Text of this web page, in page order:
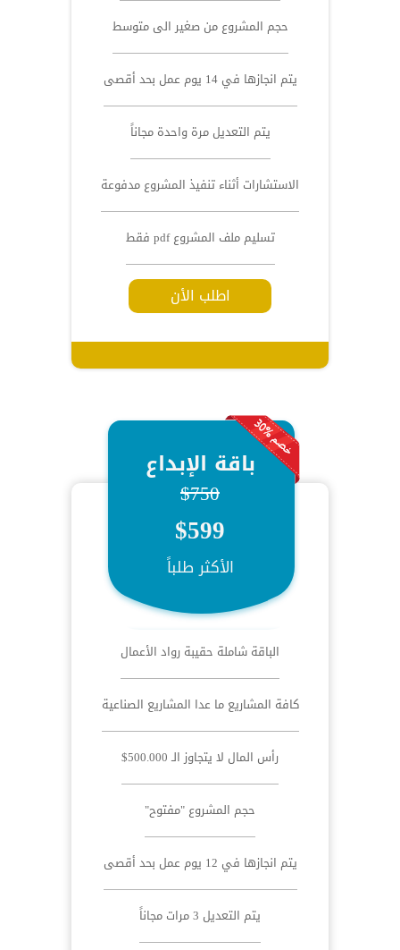
حجم المشروع من صغير الى متوسط
يتم انجازها في 14 يوم عمل بحد أقصى
يتم التعديل مرة واحدة مجاناً
الاستشارات أثناء تنفيذ المشروع مدفوعة
تسليم ملف المشروع pdf فقط
اطلب الأن
باقة الإبداع
$750
$599
الأكثر طلباً
الباقة شاملة حقيبة رواد الأعمال
كافة المشاريع ما عدا المشاريع الصناعية
رأس المال لا يتجاوز الـ 500.000$
حجم المشروع "مفتوح"
يتم انجازها في 12 يوم عمل بحد أقصى
يتم التعديل 3 مرات مجاناً